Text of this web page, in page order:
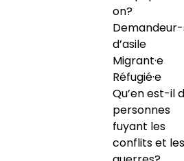
on?
d’asile
Migrant·e
Réfugié·e
Qu’en est-il
personnes
fuyant les
conflits et les